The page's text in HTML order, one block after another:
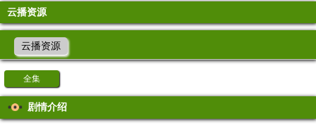
云播资源
云播资源
全集
剧情介绍